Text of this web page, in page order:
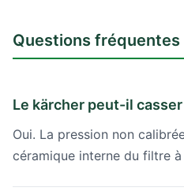
Questions fréquentes
Le kärcher peut-il casser
Oui. La pression non
céramique interne du filtre